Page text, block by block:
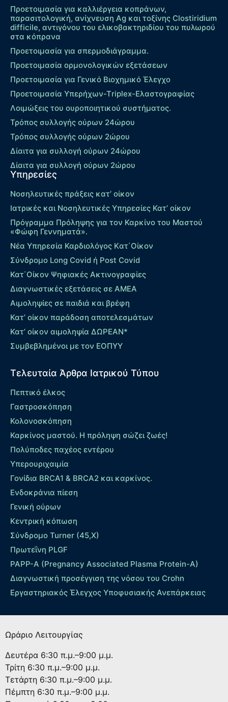
Προετοιμασία για καλλιέργεια κοπράνων,
παρασιτολογική, ανίχνευση Ag και τοξίνης Clostiridium
difficile, αντιγόνου του ελικοβακτηριδίου του πυλωρού
στα κόπρανα
Προετοιμασία για σπερμοδιάγραμμα.
Προετοιμασία ορμονολογικών εξετάσεων
Προετοιμασία για Γενικό Βιοχημικό Έλεγχο
Προετοιμασία Υπερήχων-Τriplex-Ελαστογραφίας
Λοιμώξεις του ουροποιητικού συστήματος.
Τρόπος συλλογής ούρων 24ώρου
Τρόπος συλλογής ούρων 2ώρου
Δίαιτα για συλλογή ούρων 24ώρου
Δίαιτα για συλλογή ούρων 2ώρου
Υπηρεσίες
Νοσηλευτικές πράξεις κατ’ οίκον
Ιατρικές και Νοσηλευτικές Υπηρεσίες Κατ’ οίκον
Πρόγραμμα Πρόληψης για τον Καρκίνο του Μαστού
«Φώφη Γεννηματά».
Νέα Υπηρεσία Καρδιολόγος Kατ΄Οίκον
Σύνδρομο Long Covid ή Post Covid
Κατ΄Οίκον Ψηφιακές Ακτινογραφίες
Διαγνωστικές εξετάσεις σε ΑΜΕΑ
Αιμοληψίες σε παιδιά και βρέφη
Κατ’ οίκον παράδοση αποτελεσμάτων
Κατ’ οίκον αιμοληψία ΔΩΡΕΑΝ*
Συμβεβλημένοι με τον ΕΟΠΥΥ
Τελευταία Άρθρα Ιατρικού Τύπου
Πεπτικό έλκος
Γαστροσκόπηση
Κολονοσκόπηση
Καρκίνος μαστού. Η πρόληψη σώζει ζωές!
Πολύποδες παχέος εντέρου
Yπερουριχαιμία
Γονίδια BRCA1 & BRCA2 και καρκίνος.
Ενδοκράνια πίεση
Γενική ούρων
Κεντρική κόπωση
Σύνδρομο Turner (45,X)
Πρωτεΐνη PLGF
PAPP-A (Pregnancy Associated Plasma Protein-A)
Διαγνωστική προσέγγιση της νόσου του Crohn
Εργαστηριακός Έλεγχος Υποφυσιακής Ανεπάρκειας
Ωράριο Λειτουργίας
Δευτέρα 6:30 π.μ.–9:00 μ.μ.
Τρίτη 6:30 π.μ.–9:00 μ.μ.
Τετάρτη 6:30 π.μ.–9:00 μ.μ.
Πέμπτη 6:30 π.μ.–9:00 μ.μ.